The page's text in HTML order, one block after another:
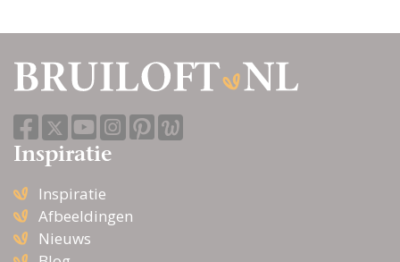
Inspiratie
Inspiratie
Afbeeldingen
Nieuws